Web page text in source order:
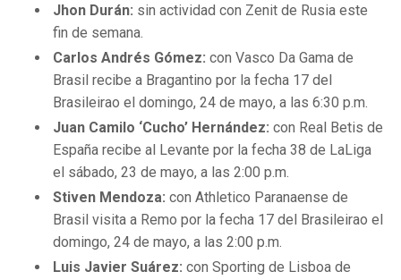
Jhon Durán: sin actividad con Zenit de Rusia este
fin de semana.
Carlos Andrés Gómez: con Vasco Da Gama de
Brasil recibe a Bragantino por la fecha 17 del
Brasileirao el domingo, 24 de mayo, a las 6:30 p.m.
Juan Camilo ‘Cucho’ Hernández: con Real Betis de
España recibe al Levante por la fecha 38 de LaLiga
el sábado, 23 de mayo, a las 2:00 p.m.
Stiven Mendoza: con Athletico Paranaense de
Brasil visita a Remo por la fecha 17 del Brasileirao el
domingo, 24 de mayo, a las 2:00 p.m.
Luis Javier Suárez: con Sporting de Lisboa de